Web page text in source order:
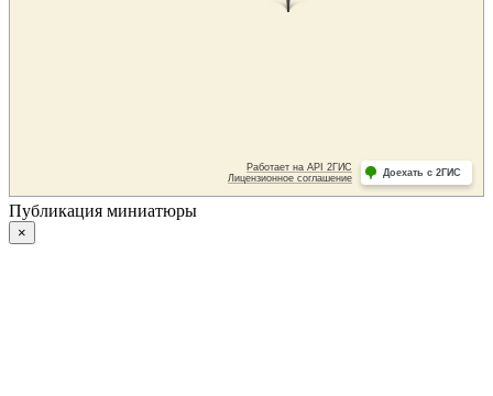
Публикация миниатюры
×